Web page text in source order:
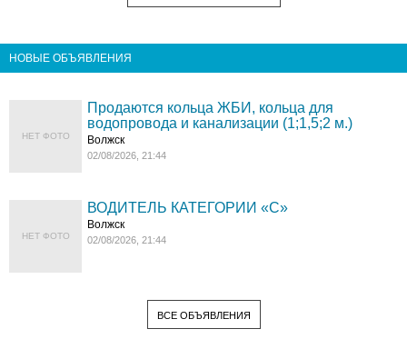
НОВЫЕ ОБЪЯВЛЕНИЯ
НЕТ ФОТО
Продаются кольца ЖБИ, кольца для
водопровода и канализации (1;1,5;2 м.)
Волжск
02/08/2026, 21:44
НЕТ ФОТО
ВОДИТЕЛЬ КАТЕГОРИИ «C»
Волжск
02/08/2026, 21:44
ВСЕ ОБЪЯВЛЕНИЯ